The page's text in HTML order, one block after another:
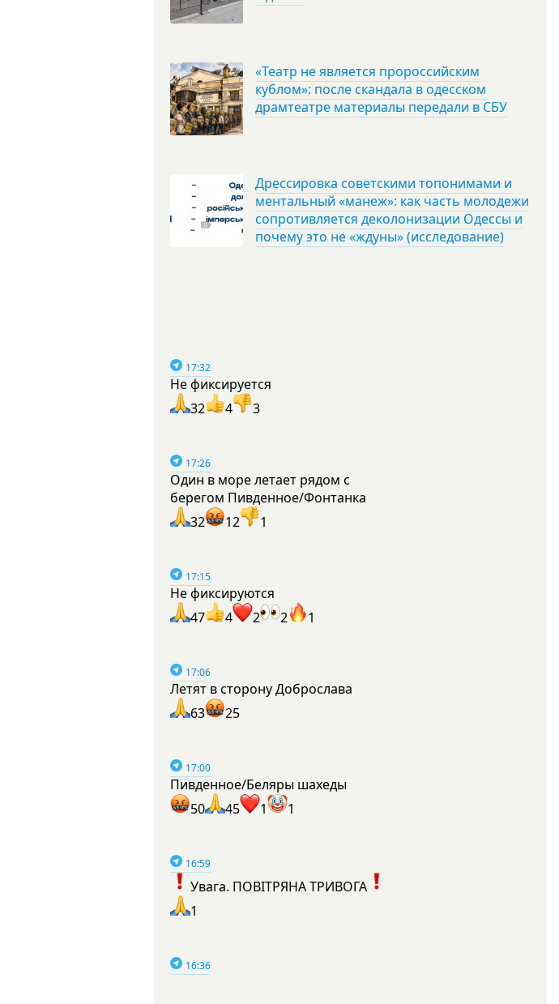
«Театр не является пророссийским
кублом»: после скандала в одесском
драмтеатре материалы передали в СБУ
Дрессировка советскими топонимами и
ментальный «манеж»: как часть молодежи
сопротивляется деколонизации Одессы и
почему это не «ждуны» (исследование)
17:32
Не фиксируется
32
4 3
17:26
Один в море летает рядом с
берегом Пивденное/Фонтанка
32
12 1
17:15
Не фиксируются
47
4 2 2 1
17:06
Летят в сторону Доброслава
63
25
17:00
Пивденное/Беляры шахеды
50
45 1 1
16:59
Увага. ПОВІТРЯНА ТРИВОГА
1
16:36